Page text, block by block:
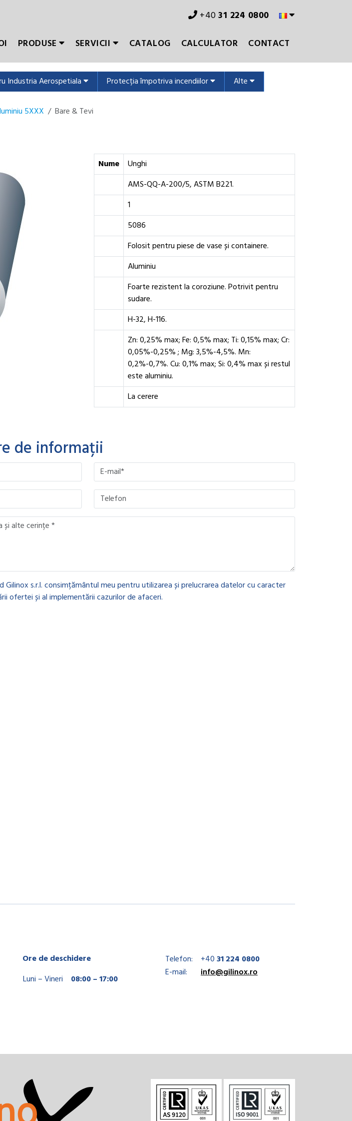
+4031 224 0800
PRODUSE SERVICII CATALOG CALCULATOR CONTACT
Industria Aerospetiala Protecția împotriva incendiilor Alte
5XXX Bare & Tevi
Nume
Unghi
AMS-QQ-A-200/5, ASTM B221.
1
5086
Folosit pentru piese de vase și containere.
Aluminiu
Foarte rezistent la coroziune. Potrivit pentru
sudare.
H-32, H-116.
Zn: 0,25% max; Fe: 0,5% max; Ti: 0,15% max; Cr:
0,05%-0,25% ; Mg: 3,5%-4,5%. Mn:
0,2%-0,7%. Cu: 0,1% max; Si: 0,4% max și restul
este aluminiu.
La cerere
de informații
s.r.l. consimțământul meu pentru utilizarea și prelucrarea datelor cu caracter
ofertei și al implementării cazurilor de afaceri.
Ore de deschidere
Luni – Vineri
08:00 – 17:00
Telefon: +4031 224 0800
E-mail:
info@gilinox.ro